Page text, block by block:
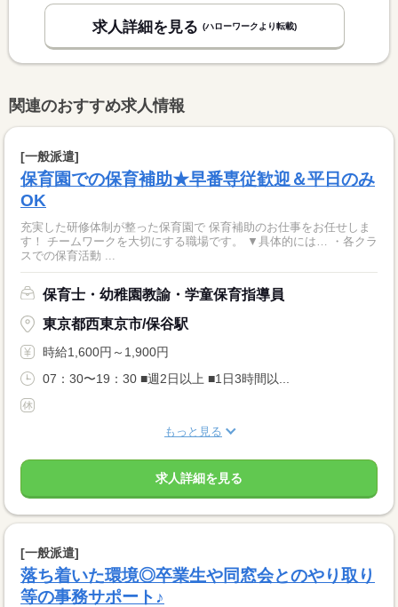
求人詳細を見る (ハローワークより転載)
関連のおすすめ求人情報
[一般派遣]
保育園での保育補助★早番専従歓迎＆平日のみ
OK
充実した研修体制が整った保育園で 保育補助のお仕事をお任せしま
す！ チームワークを大切にする職場です。 ▼具体的には… ・各クラ
スでの保育活動 ...
保育士・幼稚園教諭・学童保育指導員
東京都西東京市/保谷駅
時給1,600円～1,900円
07：30〜19：30 ■週2日以上 ■1日3時間以...
もっと見る
求人詳細を見る
[一般派遣]
落ち着いた環境◎卒業生や同窓会とのやり取り
等の事務サポート♪